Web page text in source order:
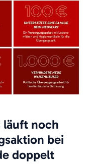
läuft noch
bei
doppelt